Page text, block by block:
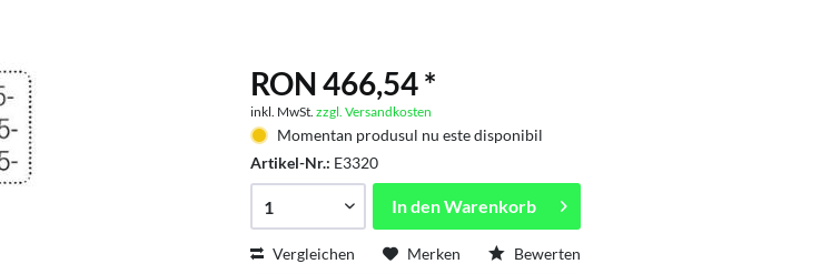
RON 466,54 *
inkl. MwSt.zzgl. Versandkosten
Momentan produsul nu este disponibil
Artikel-Nr.: E3320
In denWarenkorb
Vergleichen Merken Bewerten